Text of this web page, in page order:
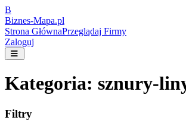
B
Biznes-Mapa.pl
Strona GłównaPrzeglądaj Firmy
Zaloguj
Kategoria: sznury-
Filtry